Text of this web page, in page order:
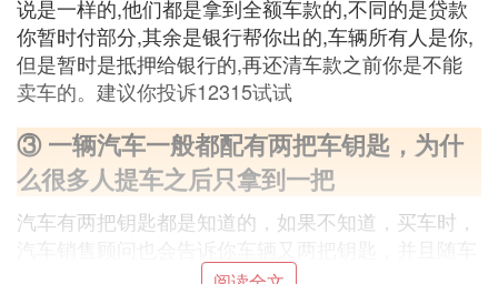
说是一样的,他们都是拿到全额车款的,不同的是贷款
你暂时付部分,其余是银行帮你出的,车辆所有人是你,
但是暂时是抵押给银行的,再还清车款之前你是不能
卖车的。建议你投诉12315试试
③ 一辆汽车一般都配有两把车钥匙，为什
么很多人提车之后只拿到一把
汽车有两把钥匙都是知道的，如果不知道，买车时，
交付。可是有些车主只拿到了一把钥匙，这是为什么